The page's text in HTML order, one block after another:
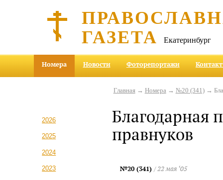
ГАЗЕТА Екатеринбург
Номера Новости Фоторепортажи
2026
2025
2024
2023
Главная→ Номера → №20 (341)→
Благодарная
правнуков
№20 (341) / 22 мая ‘05